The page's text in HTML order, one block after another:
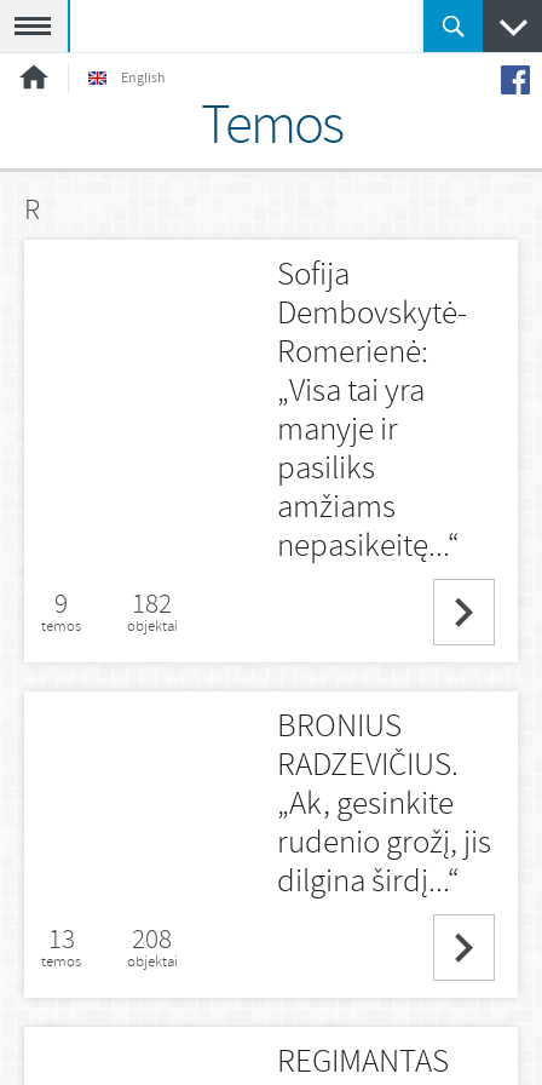
English
Temos
R
Sofija
Dembovskytė-
Romerienė:
„Visa tai yra
manyje ir
pasiliks
amžiams
nepasikeitę...“
9
temos
182
objektai
BRONIUS
RADZEVIČIUS.
„Ak, gesinkite
rudenio grožį, jis
dilgina širdį...“
13
temos
208
objektai
REGIMANTAS